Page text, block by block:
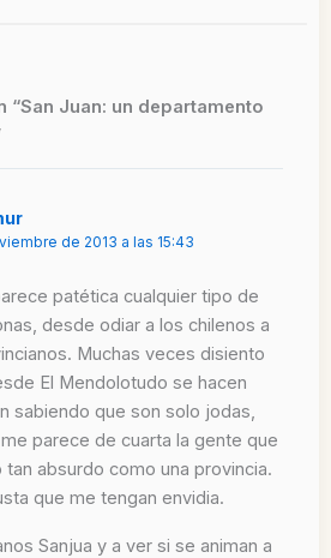
“San Juan: un departamento
de 2013 a las 15:43
patética cualquier tipo de
desde odiar a los chilenos a
Muchas veces disiento
El Mendolotudo se hacen
sabiendo que son solo jodas,
parece de cuarta la gente que
absurdo como una provincia.
que me tengan envidia.
Sanjua y a ver si se animan a